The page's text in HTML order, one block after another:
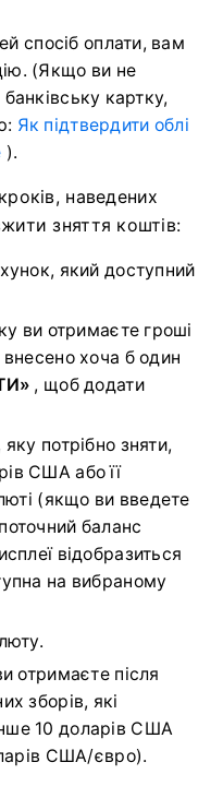
спосіб оплати, вам
(Якщо ви не
картку,
Як підтвердити облі
).
наведених
зняття коштів:
який доступний
ви отримаєте гроші
хоча б один
, щоб додати
потрібно зняти,
США або її
(якщо ви введете
баланс
відобразиться
на вибраному
отримаєте після
зборів, які
10 доларів США
США/євро).